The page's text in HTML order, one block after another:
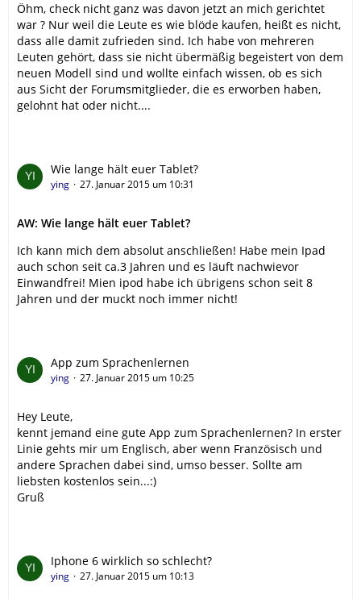
Öhm, check nicht ganz was davon jetzt an mich gerichtet
war ? Nur weil die Leute es wie blöde kaufen, heißt es nicht,
dass alle damit zufrieden sind. Ich habe von mehreren
Leuten gehört, dass sie nicht übermäßig begeistert von dem
neuen Modell sind und wollte einfach wissen, ob es sich
aus Sicht der Forumsmitglieder, die es erworben haben,
gelohnt hat oder nicht....
Wie lange hält euer Tablet?
ying 27. Januar 2015 um 10:31
AW: Wie lange hält euer Tablet?
Ich kann mich dem absolut anschließen! Habe mein Ipad
auch schon seit ca.3 Jahren und es läuft nachwievor
Einwandfrei! Mien ipod habe ich übrigens schon seit 8
Jahren und der muckt noch immer nicht!
App zum Sprachenlernen
ying 27. Januar 2015 um 10:25
Hey Leute,
kennt jemand eine gute App zum Sprachenlernen? In erster
Linie gehts mir um Englisch, aber wenn Französisch und
andere Sprachen dabei sind, umso besser. Sollte am
liebsten kostenlos sein...:)
Gruß
Iphone 6 wirklich so schlecht?
ying 27. Januar 2015 um 10:13